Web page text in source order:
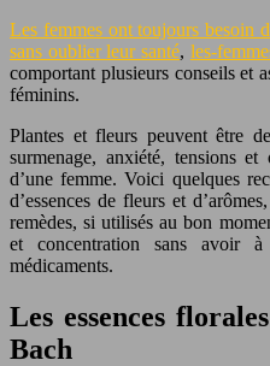
Les femmes ont toujours besoin
sans oublier leur santé, les-
comportant plusieurs conseils et
féminins.
Plantes et fleurs peuvent être
surmenage, anxiété, tensions
d’une femme. Voici quelques
d’essences de fleurs et
remèdes, si utilisés au bon
et concentration sans avoir
médicaments.
Les essences
Bach